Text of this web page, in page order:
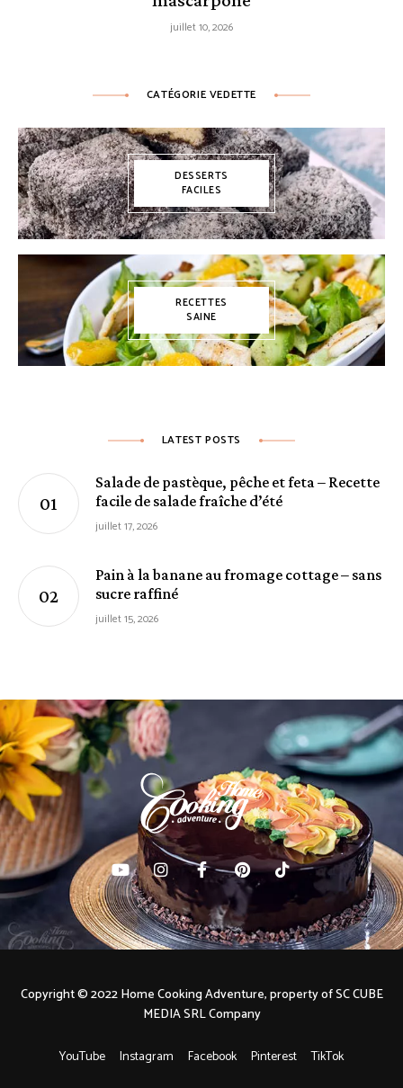
juillet 10, 2026
CATÉGORIE VEDETTE
DESSERTS
FACILES
RECETTES
SAINE
LATEST POSTS
Salade de pastèque, pêche et feta – Recette
facile de salade fraîche d’été
juillet 17, 2026
Pain à la banane au fromage cottage – sans
sucre raffiné
juillet 15, 2026
YouTube Instagram Facebook Pinterest TikTok
Copyright © 2022 Home Cooking Adventure, property of SC CUBE
MEDIA SRL Company